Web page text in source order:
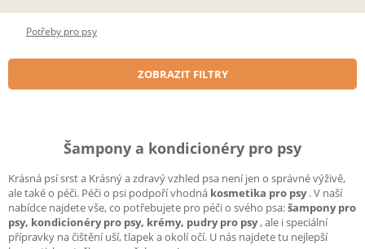
Potřeby pro psy
ZOBRAZIT FILTRY
Šampony a kondicionéry pro psy
Krásná psí srst a Krásný a zdravý vzhled psa není jen o správné výživě,
ale také o péči. Péči o psi podpoří vhodná kosmetika pro psy. V naší
nabídce najdete vše, co potřebujete pro péči o svého psa:šampony pro
psy, kondicionéry pro psy, krémy, pudry pro psy, ale i speciální
přípravky na čištění uší, tlapek a okolí očí. U nás najdete tu nejlepší